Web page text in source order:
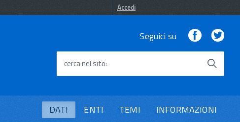
Accedi
Seguici su Facebook
cerca nel sito
DATI ENTI TEMI INFORMAZIONI